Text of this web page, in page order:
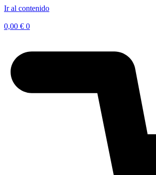
Ir al contenido
0,00 € 0